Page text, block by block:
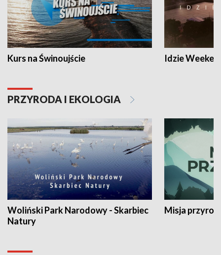
Kurs na Świnoujście Idzie
PRZYRODA I EKOLOGIA
Woliński Park Narodowy - Skarbiec
Natury
Misja